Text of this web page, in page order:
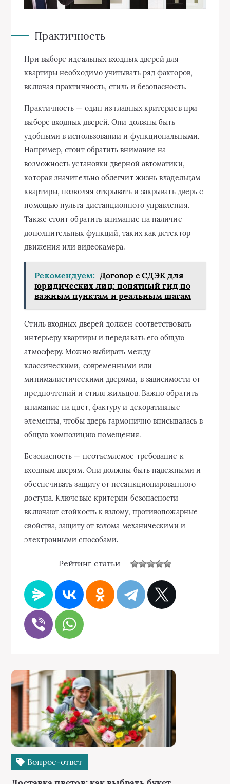
Практичность
При выборе идеальных входных дверей для
квартиры необходимо учитывать ряд факторов,
включая практичность, стиль и безопасность.
Практичность — один из главных критериев при
выборе входных дверей. Они должны быть
удобными в использовании и функциональными.
Например, стоит обратить внимание на
возможность установки дверной автоматики,
которая значительно облегчит жизнь владельцам
квартиры, позволяя открывать и закрывать дверь с
помощью пульта дистанционного управления.
Также стоит обратить внимание на наличие
дополнительных функций, таких как детектор
движения или видеокамера.
Рекомендуем: Договор с СДЭК для
юридических лиц: понятный гид по
важным пунктам и реальным шагам
Стиль входных дверей должен соответствовать
интерьеру квартиры и передавать его общую
атмосферу. Можно выбирать между
классическими, современными или
минималистическими дверями, в зависимости от
предпочтений и стиля жильцов. Важно обратить
внимание на цвет, фактуру и декоративные
элементы, чтобы дверь гармонично вписывалась в
общую композицию помещения.
Безопасность — неотъемлемое требование к
входным дверям. Они должны быть надежными и
обеспечивать защиту от несанкционированного
доступа. Ключевые критерии безопасности
включают стойкость к взлому, противопожарные
свойства, защиту от взлома механическими и
электронными способами.
Рейтинг статьи
Вопрос-ответ